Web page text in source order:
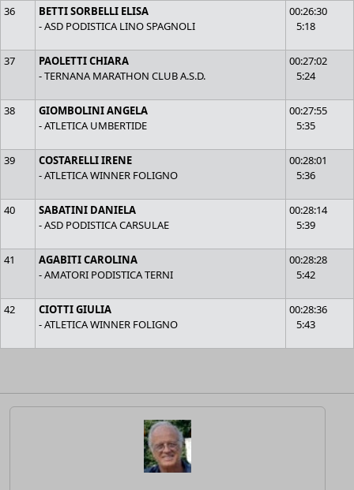
36
BETTI SORBELLI ELISA
- ASD PODISTICA LINO SPAGNOLI
00:26:30
5:18
37
PAOLETTI CHIARA
- TERNANA MARATHON CLUB A.S.D.
00:27:02
5:24
38
GIOMBOLINI ANGELA
- ATLETICA UMBERTIDE
00:27:55
5:35
39
COSTARELLI IRENE
- ATLETICA WINNER FOLIGNO
00:28:01
5:36
40
SABATINI DANIELA
- ASD PODISTICA CARSULAE
00:28:14
5:39
41
AGABITI CAROLINA
- AMATORI PODISTICA TERNI
00:28:28
5:42
42
CIOTTI GIULIA
- ATLETICA WINNER FOLIGNO
00:28:36
5:43